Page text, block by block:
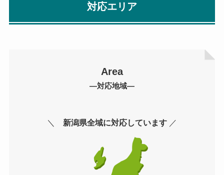
対応エリア
Area
―対応地域―
＼ 新潟県全域に対応しています ／